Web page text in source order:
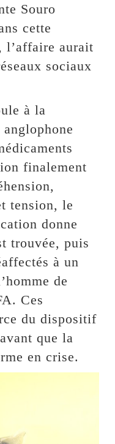
Souro
cette
l’affaire aurait
sociaux
à la
finalement
tension, le
donne
trouvée, puis
à un
de
Ces
du dispositif
que la
en crise.